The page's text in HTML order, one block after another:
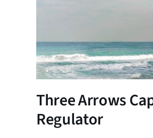
Three Arrows
Regulator